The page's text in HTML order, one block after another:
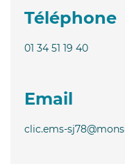
Téléphone
01 34 51 19 40
Email
clic.ems-